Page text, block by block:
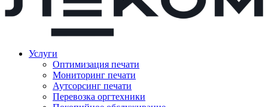
Услуги
Оптимизация печати
Мониторинг печати
Аутсорсинг печати
Перевозка оргтехники